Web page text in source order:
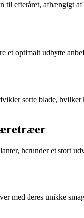
til efteråret, afhængigt
et optimalt udbytte
sorte blade,
herunder et stort
med deres unikke